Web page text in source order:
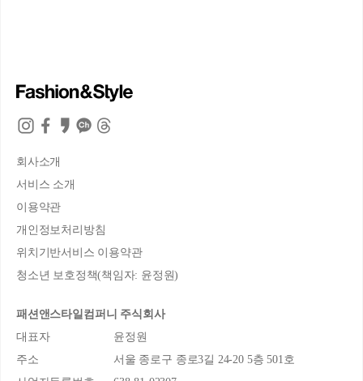
회사소개
서비스 소개
이용약관
개인정보처리방침
위치기반서비스 이용약관
청소년 보호정책(책임자: 윤정원)
패션앤스타일컴퍼니 주식회사
대표자
윤정원
주소
서울 종로구 종로3길 24-20 5층 501호